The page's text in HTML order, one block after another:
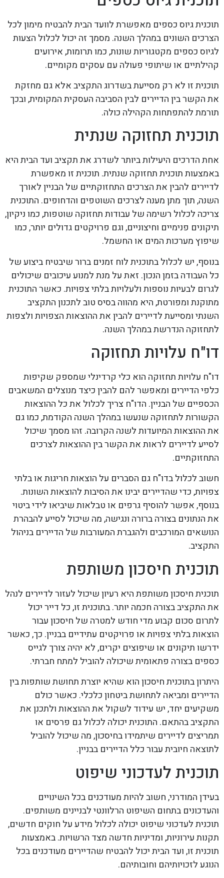
תוכנית גיוס כספים מאפשרת לוועד הבית להבטיח מימון לכל
הצרכים השונים במהלך השנה. מסמך זה יכול לכלול הצעות
לגיוס כספים מקטגוריות שונות, כמו תרומות, אירועים
קהילתיים או שיתופי פעולה עם עסקים מקומיים.
תוכנית זו לא רק מסייעת בשדרוג התקציב אלא גם מחזקת
את הקשר בין הדיירים לבין הסביבה העסקית המקומית, ובכך
תורמת להתפתחות הקהילה כולה.
תוכנית תחזוקה שנתית
אחת הדרכים היעילות ביותר לשדרג את תקציב ועד הבית היא
באמצעות תוכנית תחזוקה שנתית. תוכנית זו מאפשרת
לדיירים להבין את הצרכים התחזוקתיים של הבניין לאורך
השנה, תוך מתן מענה לצרכים השוטפים והדחופים. התוכנית
צריכה לכלול רשימה של עבודות תחזוקה שוטפות, כמו ניקיון,
תיקונים פנימיים וחיצוניים, וגם פרויקטים גדולים יותר, כמו
שיפוץ מערכות המים או החשמל.
בנוסף, יש לכלול בתוכנית לוח זמנים ברור שיבטיח ביצוע של
כל העבודה בזמן הנכון. זאת על מנת למנוע עיכובים שיכולים
לגרום לבעיות נוספות ולעלויות בלתי צפויות. כאשר התוכנית
מתוקנת ומפורטת, היא מהווה בסיס טוב לתכנון התקציב
השנתי ומסייעת לדיירים להבין את ההוצאות הצפויות ולצפות
לתחזוקה הנדרשת במהלך השנה.
דו"ח עלויות תחזוקה
דו"ח עלויות תחזוקה הוא כלי קרדינלי שמספק שקיפות
כלפי הדיירים ומאפשר להם להבין כיצד מנוצלים המשאבים
הכספיים של הבניין. הדו"ח צריך לכלול את כל ההוצאות
הקשורות לתחזוקה שנעשו במהלך השנה הקודמת, כמו גם
את ההוצאות המיועדות לשנה הקרובה. זהו מסמך שיכול
לסייע לדיירים לראות את הקשר בין ההוצאות לצרכים
התחזוקתיים.
חשוב לכלול בדו"ח גם הסברים על הוצאות חריגות או בלתי
צפויות, כדי שהדיירים יבינו את הסיבות להוצאות השונות.
בנוסף, אפשר להוסיף גרפים או טבלאות שיביאו לידי ביטוי
את הנתונים בצורה ברורה ונגישה, מה שיכול לסייע להבהרת
הנושאים המורכבים ולהגברת המעורבות של הדיירים בניהול
התקציב.
תוכנית חיסכון משותפת
תוכנית חיסכון משותפת היא רעיון שיכול לעזור לדיירים לנהל
את התקציב בצורה חכמה יותר. בתוכנית זו, כל דייר יכול
לתרום סכום קבוע מדי חודש למטרה של חיסכון עבור
הוצאות בלתי צפויות או פרויקטים עתידיים בבניין. כך, כאשר
ידרשו תיקונים או שיפוצים יקרים, לא יהיה צורך לגייס
כספים בצורה פתאומית שיכולה להוביל למתח חברתי.
היתרון בתוכנית חיסכון הוא שהיא יוצרת תחושת שותפות בין
הדיירים ומביאה לתחושת ביטחון כלכלי. כאשר כולם
משקיעים יחד, יש עידוד לשקול את ההוצאות ולתכנן את
התקציב בהתאם. התוכנית יכולה לכלול גם פרסים או
תמריצים לדיירים שיתמידו בחיסכון, מה שיכול להוביל
לתוצאה חיובית עבור כלל הדיירים בבניין.
תוכנית לעדכוני שיפוט
בעידן המודרני, חשוב להיות מעודכנים בכל השינויים
והעדכונים בתחום השיפוט הרלוונטי לבניינים משותפים.
תוכנית לעדכוני שיפוט יכולה לכלול מידע על חוקים חדשים,
תקנות עירוניות, ומדיניות חדשה מצד הרשויות. באמצעות
תוכנית זו, ועד הבית יכול להבטיח שהדיירים מעודכנים בכל
הנוגע לזכויותיהם וחובותיהם.